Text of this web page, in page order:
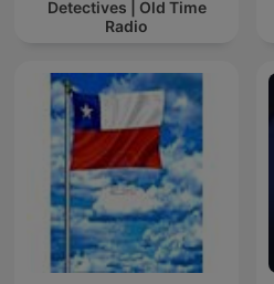
Detectives | Old Time
Radio